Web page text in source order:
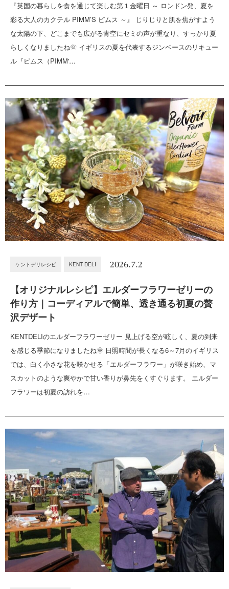
『英国の暮らしを食を通じて楽しむ第１金曜日 ～ ロンドン発、夏を
彩る大人のカクテル PIMM’S ピムス ～』 じりじりと肌を焦がすよう
な太陽の下、どこまでも広がる青空にセミの声が重なり、すっかり夏
らしくなりましたね🌞 イギリスの夏を代表するジンベースのリキュー
ル『ピムス（PIMM'…
ケントデリレシピ KENT DELI 2026.7.2
【オリジナルレシピ】エルダーフラワーゼリーの
作り方｜コーディアルで簡単、透き通る初夏の贅
沢デザート
KENTDELIのエルダーフラワーゼリー 見上げる空が眩しく、夏の到来
を感じる季節になりましたね🌞 日照時間が長くなる6～7月のイギリス
では、白く小さな花を咲かせる「エルダーフラワー」が咲き始め、マ
スカットのような爽やかで甘い香りが鼻先をくすぐります。 エルダー
フラワーは初夏の訪れを…